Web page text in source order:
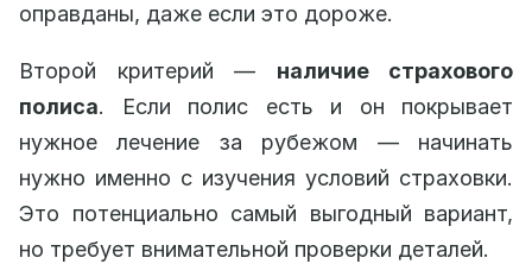
оправданы, даже если это дороже.
Второй критерий — наличие страхового
полиса. Если полис есть и он покрывает
нужное лечение за рубежом — начинать
нужно именно с изучения условий страховки.
Это потенциально самый выгодный вариант,
но требует внимательной проверки деталей.